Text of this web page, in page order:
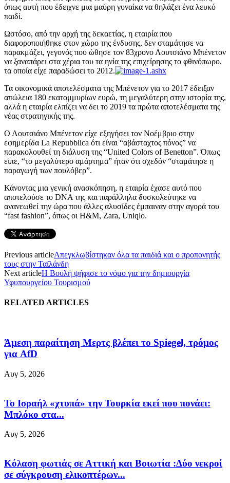
όπως αυτή που έδειχνε μια μαύρη γυναίκα να θηλάζει ένα λευκό
παιδί.
Ωστόσο, από την αρχή της δεκαετίας, η εταιρία που
διαφοροποιήθηκε στον χώρο της ένδυσης, δεν σταμάτησε να
παρακμάζει, γεγονός που ώθησε τον 83χρονο Λουτσιάνο Μπένετον
να ξαναπάρει στα χέρια του τα ηνία της επιχείρησης το φθινόπωρο,
τα οποία είχε παραδώσει το 2012.
Τα οικονομικά αποτελέσματα της Μπένετον για το 2017 έδειξαν
απώλεια 180 εκατομμυρίων ευρώ, τη μεγαλύτερη στην ιστορία της,
αλλά η εταιρία ελπίζει να δει το 2019 τα πρώτα αποτελέσματα της
νέας στρατηγικής της.
Ο Λουτσιάνο Μπένετον είχε εξηγήσει τον Νοέμβριο στην
εφημερίδα La Repubblica ότι είναι “αβάσταχτος πόνος” να
παρακολουθεί τη διάλυση της “United Colors of Benetton”. Όπως
είπε, “το μεγαλύτερο αμάρτημα” ήταν ότι σχεδόν “σταμάτησε η
παραγωγή των πουλόβερ”.
Κάνοντας μια γενική ανασκόπηση, η εταιρία έχασε αυτό που
αποτελούσε το DNA της και παράλληλα δυσκολεύτηκε να
ανανεωθεί την ώρα που άλλες αλυσίδες έμπαιναν στην αγορά του
“fast fashion”, όπως οι H&M, Zara, Uniqlo.
Previous articleΑπεγκλωβίστηκαν όλα τα παιδιά και ο προπονητής
τους στην Ταϊλάνδη
Next articleΗ Βουλή ψήφισε το νόμο για την δημιουργία
Υφυπουργείου Τουρισμού
RELATED ARTICLES
Άμεση παραίτηση Mερτς βλέπει το Spiegel, τρόμος
για AfD
Αυγ 5, 2026
Το Ισραήλ «χτυπά» την Τουρκία εκεί που πονάει:
Μπλόκο στα...
Αυγ 5, 2026
Κόλαση φωτιάς σε Αττική και Βοιωτία :Δύο νεκροί
σε σύγκρουση ελικοπτέρων...